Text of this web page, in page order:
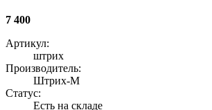
7 400
Артикул:
штрих
Производитель:
Штрих-М
Статус:
Есть на складе